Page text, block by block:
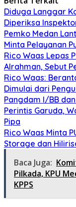
Diduga Langgar
Diperiksa
Pemko Medan
Minta Pelayanan
Rico Waas Lepas
Alrahman, Sebut
Rico Waas:
Dimulai dari
Pangdam I/BB
Perintis Garuda,
Pipa
Rico Waas Minta
Storage dan
Baca Juga:
Pilkada, KPU
KPPS